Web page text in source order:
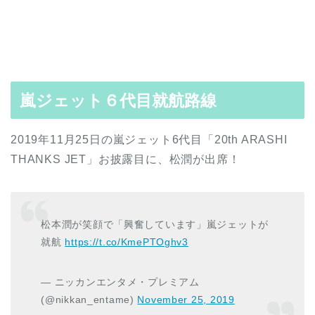
嵐ジェット６代目就航路線
2019年11月25日の嵐ジェット6代目「20th ARASHI
THANKS JET」お披露目に、松潤が出席！
松本潤が笑顔で「興奮しています」嵐ジェットが
就航 https://t.co/KmePTOghv3
— ニッカンエンタメ・プレミアム
(@nikkan_entame) November 25, 2019